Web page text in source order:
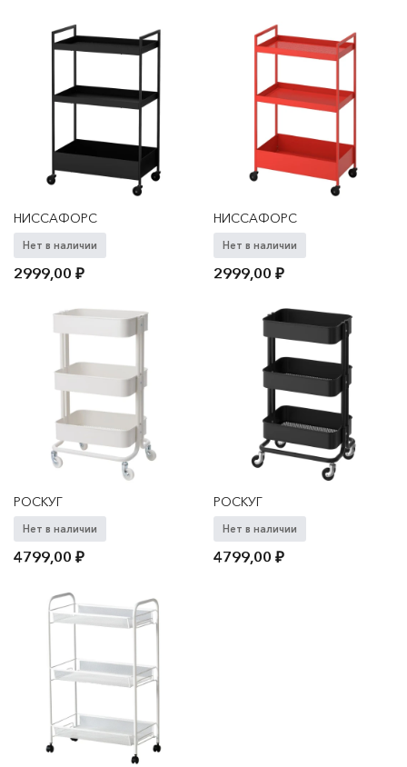
НИССАФОРС
Нет в наличии
2999,00₽
НИССАФОРС
Нет в наличии
2999,00₽
РОСКУГ
Нет в наличии
4799,00₽
РОСКУГ
Нет в наличии
4799,00₽